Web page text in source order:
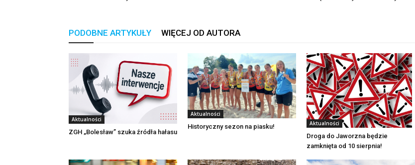
PODOBNE ARTYKUŁY WIĘCEJ OD AUTORA
Aktualności
ZGH „Bolesław” szuka źródła hałasu
Aktualności
Historyczny sezon na piasku! Aktualności
Droga do Jaworzna będzie
zamknięta od 10 sierpnia!